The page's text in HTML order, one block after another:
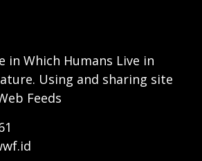
in Which Humans Live in
Using and sharing site
Feeds